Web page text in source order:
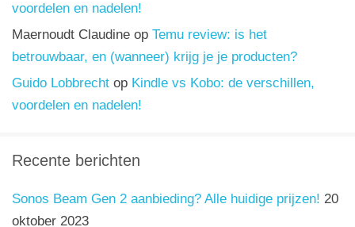
voordelen en nadelen!
Maernoudt Claudine op Temu review: is het
betrouwbaar, en (wanneer) krijg je je producten?
Guido Lobbrecht op Kindle vs Kobo: de verschillen,
voordelen en nadelen!
Recente berichten
Sonos Beam Gen 2 aanbieding? Alle huidige prijzen! 20
oktober 2023